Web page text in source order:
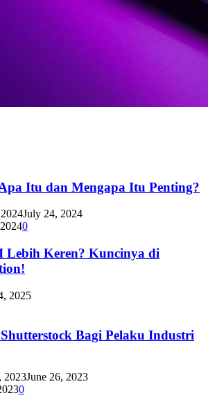
Itu dan Mengapa Itu Penting?
July 24, 2024
0
Lebih Keren? Kuncinya di
2025
Bagi Pelaku Industri
2023June 26, 2023
0